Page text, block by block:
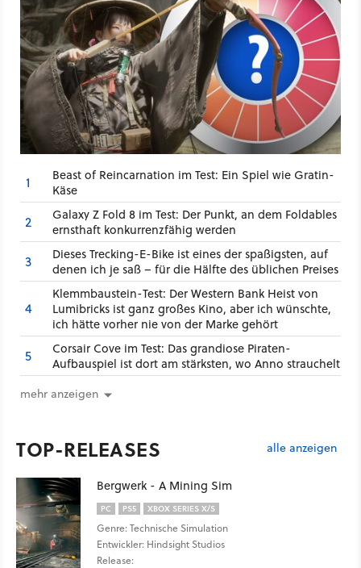
1
Beast of Reincarnation im Test: Ein Spiel wie Gratin-
Käse
2
Galaxy Z Fold 8 im Test: Der Punkt, an dem Foldables
ernsthaft konkurrenzfähig werden
3
Dieses Trecking-E-Bike ist eines der spaßigsten, auf
denen ich je saß – für die Hälfte des üblichen Preises
4
Klemmbaustein-Test: Der Western Bank Heist von
Lumibricks ist ganz großes Kino, aber ich wünschte,
ich hätte vorher nie von der Marke gehört
5
Corsair Cove im Test: Das grandiose Piraten-
Aufbauspiel ist dort am stärksten, wo Anno strauchelt
mehr anzeigen
TOP-RELEASES alle anzeigen
Bergwerk - A Mining Sim
PC PS5 XBOX SERIES X/S
Genre: Technische Simulation
Entwickler: Hindsight Studios
Release: